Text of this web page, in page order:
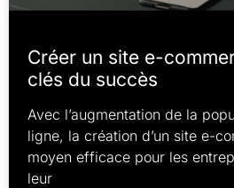
Créer un site e-
clés du succès
Avec l’augmentation de la
ligne, la création d’un site e-
moyen efficace pour les
leur